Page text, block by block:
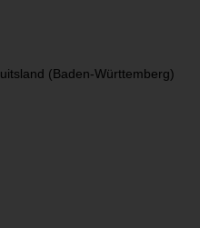
(Baden-Württemberg)